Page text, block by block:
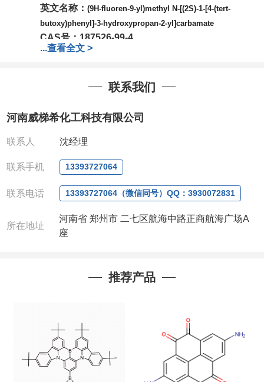
英文名称： (9H-fluoren-9-yl)methyl N-[(2S)-1-[4-(tert-
butoxy)phenyl]-3-hydroxypropan-2-yl]carbamate
CAS号： 187526-99-4
分子式：C28H31NO4
1Mg ; 5Mg;10Mg ;100Mg;250Mg ;500Mg
;1g;2.5g ;5g ;10g可根据客户需求进行分装
作中有用到的试剂,欢迎前来询购
全额退款,并承担所有运费。
QQ:3930072831
联系人: 沈晓东(欢迎致电,或QQ、微信联系)
...查看全文 >
联系我们
河南威梯希化工科技有限公司
联系人 沈经理
联系手机 13393727064
联系电话 13393727064（微信同号）QQ：3930072831
所在地址
河南省 郑州市 二七区航海中路正商航海广场A
座
推荐产品